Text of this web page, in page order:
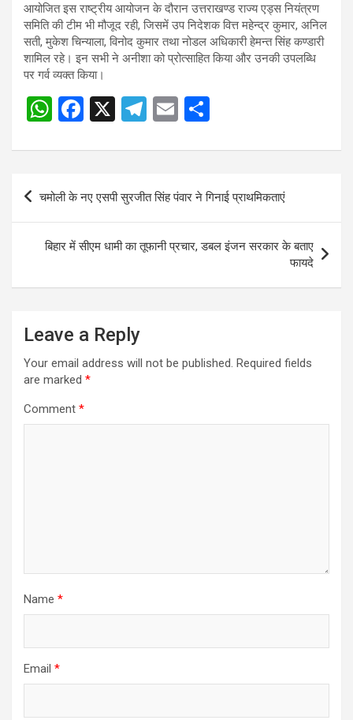
आयोजित इस राष्ट्रीय आयोजन के दौरान उत्तराखण्ड राज्य एड्स नियंत्रण
समिति की टीम भी मौजूद रही, जिसमें उप निदेशक वित्त महेन्द्र कुमार, अनिल
सती, मुकेश चिन्याला, विनोद कुमार तथा नोडल अधिकारी हेमन्त सिंह कण्डारी
शामिल रहे। इन सभी ने अनीशा को प्रोत्साहित किया और उनकी उपलब्धि
पर गर्व व्यक्त किया।
PostW
at
s
A
p
p
F
ce
o
o
k
X
T
e
gr
a
m
E
ail ar
e
Post
navigation
चमोली के नए एसपी सुरजीत सिंह पंवार ने गिनाई प्राथमिकताएं
बिहार में सीएम धामी का तूफानी प्रचार, डबल इंजन सरकार के बताए
फायदे
Leave a Reply
Your email address will not be published. Required fields
are marked *
Comment *
Name *
Email *